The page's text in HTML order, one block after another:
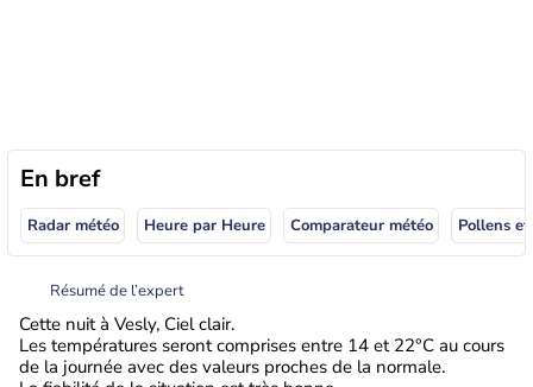
En bref
Radar météo Heure par Heure Comparateur météo Pollens
Résumé de l’expert
Cette nuit à Vesly, Ciel clair.
Les températures seront comprises entre 14 et 22°C au cours
de la journée avec des valeurs proches de la normale.